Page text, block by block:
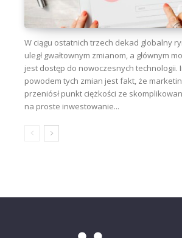
W ciągu ostatnich trzech dekad globalny
uległ gwałtownym zmianom, a głównym
jest dostęp do nowoczesnych technologii.
powodem tych zmian jest fakt, że
przeniósł punkt ciężkości ze
na proste inwestowanie...